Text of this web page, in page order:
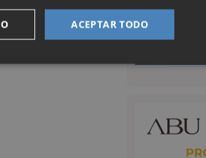
ACEPTAR TODO